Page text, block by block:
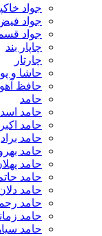
جواد خاکپور
جواد فیض
جواد قسمت
چاپار بند
حاشا و پویا تات لاو
حافظ آهودشتی
حامد اسدالهی
حامد اکبری
حامد برادران
حامد بهروزی
حامد پهلان
حامد حاتم
حامد دلان
حامد رحمانی
حامد زمانی
حامد سیاهی